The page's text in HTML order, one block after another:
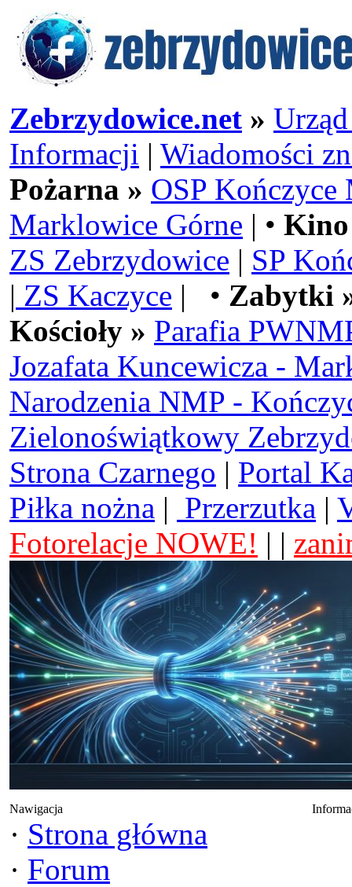
Zebrzydowice.net »
Informacji | Wiadomości
Pożarna » OSP Kończyce
Marklowice Górne | •
ZS Zebrzydowice | SP
| ZS Kaczyce | • Zabytki
Kościoły » Parafia
Jozafata Kuncewicza -
Narodzenia NMP -
Zielonoświątkowy
Strona Czarnego | Portal
Piłka nożna | Przerzutka |
Fotorelacje NOWE! | |
Nawigacja
· Strona główna
· Forum